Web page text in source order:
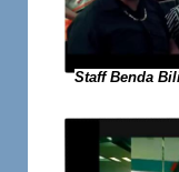
Staff Benda